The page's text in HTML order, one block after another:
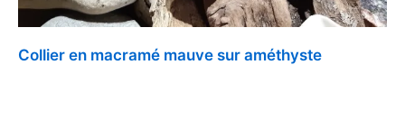
Collier en macramé mauve sur améthyste